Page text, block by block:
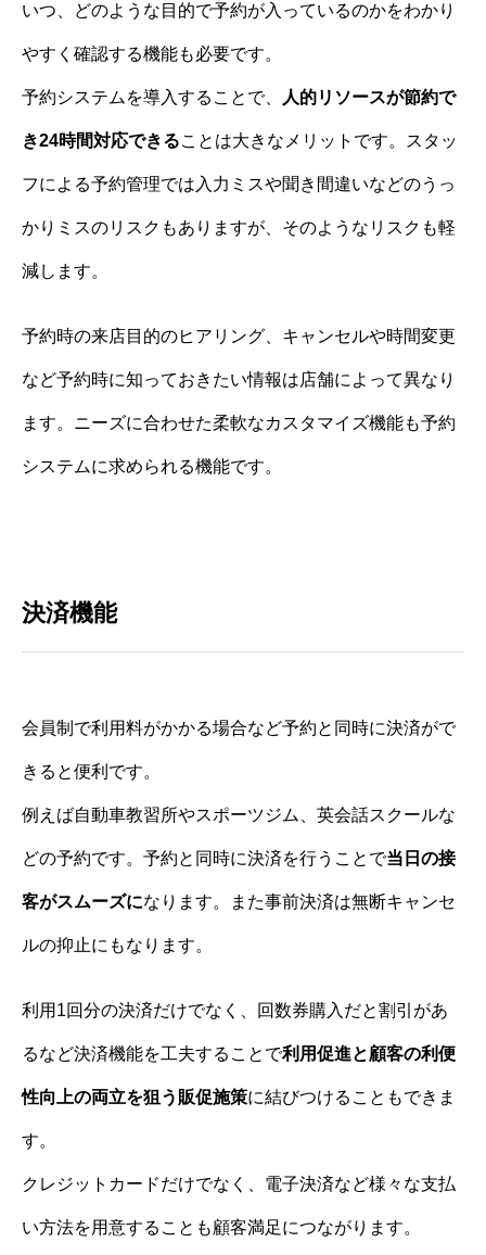
いつ、どのような目的で予約が入っているのかをわかり
やすく確認する機能も必要です。
予約システムを導入することで、 人的リソースが節約で
き24時間対応できることは大きなメリットです。スタッ
フによる予約管理では入力ミスや聞き間違いなどのうっ
かりミスのリスクもありますが、そのようなリスクも軽
減します。
予約時の来店目的のヒアリング、キャンセルや時間変更
など予約時に知っておきたい情報は店舗によって異なり
ます。ニーズに合わせた柔軟なカスタマイズ機能も予約
システムに求められる機能です。
決済機能
会員制で利用料がかかる場合など予約と同時に決済がで
きると便利です。
例えば自動車教習所やスポーツジム、英会話スクールな
どの予約です。予約と同時に決済を行うことで当日の接
客がスムーズになります。また事前決済は無断キャンセ
ルの抑止にもなります。
利用1回分の決済だけでなく、回数券購入だと割引があ
るなど決済機能を工夫することで利用促進と顧客の利便
性向上の両立を狙う販促施策に結びつけることもできま
す。
クレジットカードだけでなく、電子決済など様々な支払
い方法を用意することも顧客満足につながります。